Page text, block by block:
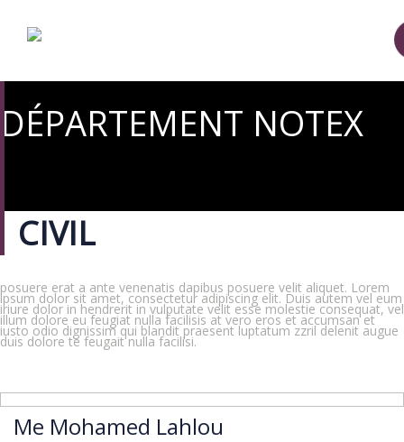
DÉPARTEMENT NOTEX
CIVIL
posuere erat a ante venenatis dapibus posuere velit aliquet. Lorem
ipsum dolor sit amet, consectetur adipiscing elit. Duis autem vel eum
iriure dolor in hendrerit in vulputate velit esse molestie consequat, vel
illum dolore eu feugiat nulla facilisis at vero eros et accumsan et
iusto odio dignissim qui blandit praesent luptatum zzril delenit augue
duis dolore te feugait nulla facilisi.
Me Mohamed Lahlou